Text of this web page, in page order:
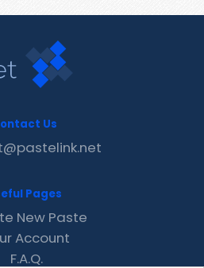
Us
Pages
New Paste
Account
F.A.Q.